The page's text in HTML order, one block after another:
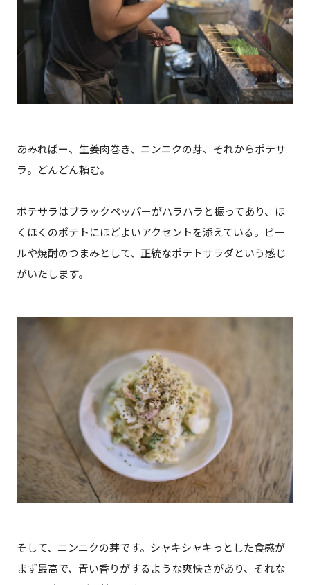
あみればー、生姜肉巻き、ニンニクの芽、それからポテサ
ラ。どんどん頼む。
ポテサラはブラックペッパーがハラハラと振ってあり、ほ
くほくのポテトにほどよいアクセントを添えている。ビー
ルや焼酎のつまみとして、正統なポテトサラダという感じ
がいたします。
そして、ニンニクの芽です。シャキシャキっとした食感が
まず最高で、青い香りがするような爽快さがあり、それな